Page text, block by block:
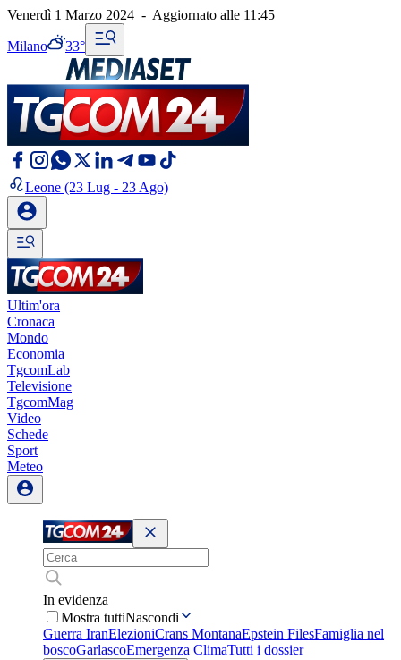
Venerdì 1 Marzo 2024 - Aggiornato alle 11:45
Milano 33°
Leone (23 Lug - 23 Ago)
Ultim'ora
Cronaca
Mondo
Economia
TgcomLab
Televisione
TgcomMag
Video
Schede
Sport
Meteo
In evidenza
Mostra tuttiNascondi
Guerra IranElezioniCrans MontanaEpstein FilesFamiglia nel
boscoGarlascoEmergenza ClimaTutti i dossier